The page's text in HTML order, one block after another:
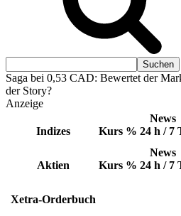
Saga bei 0,53 CAD: Bewertet der
der Story?
Anzeige
Indizes Kurs %
News
24 h / 7
Aktien Kurs %
News
24 h / 7
Xetra-Orderbuch